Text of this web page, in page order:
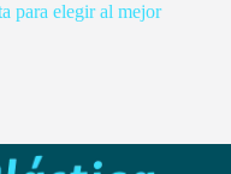
para elegir al mejor